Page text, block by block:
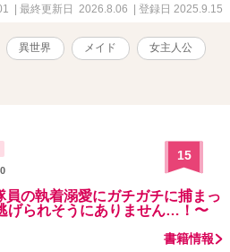
| 最終更新日 2026.8.06 | 登録日 2025.9.15
異世界 メイド 女主人公
15
員の執着溺愛にガチガチに捕まっ
げられそうにありません…！〜
書籍情報